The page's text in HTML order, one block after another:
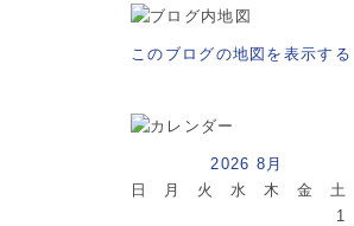
このブログの地図を表示する
2026 8月
日
月 火 水 木 金
土
1